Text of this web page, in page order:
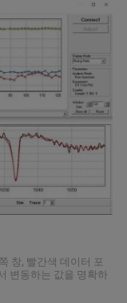
창, 빨간색 데이터 포
변동하는 값을 명확하